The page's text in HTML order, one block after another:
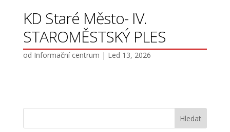
KD Staré Město- IV.
STAROMĚSTSKÝ PLES
od Informační centrum | Led 13, 2026